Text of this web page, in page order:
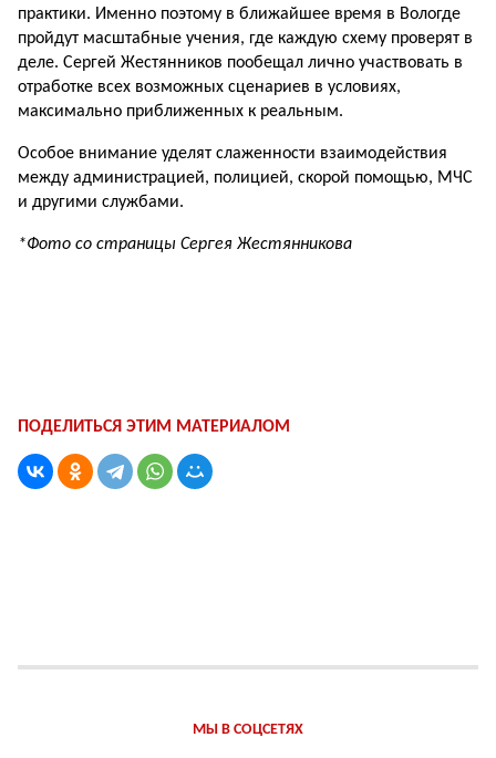
практики. Именно поэтому в ближайшее время в Вологде
пройдут масштабные учения, где каждую схему проверят в
деле. Сергей Жестянников пообещал лично участвовать в
отработке всех возможных сценариев в условиях,
максимально приближенных к реальным.
Особое внимание уделят слаженности взаимодействия
между администрацией, полицией, скорой помощью, МЧС
и другими службами.
*Фото со страницы Сергея Жестянникова
ПОДЕЛИТЬСЯ ЭТИМ МАТЕРИАЛОМ
МЫ В СОЦСЕТЯХ